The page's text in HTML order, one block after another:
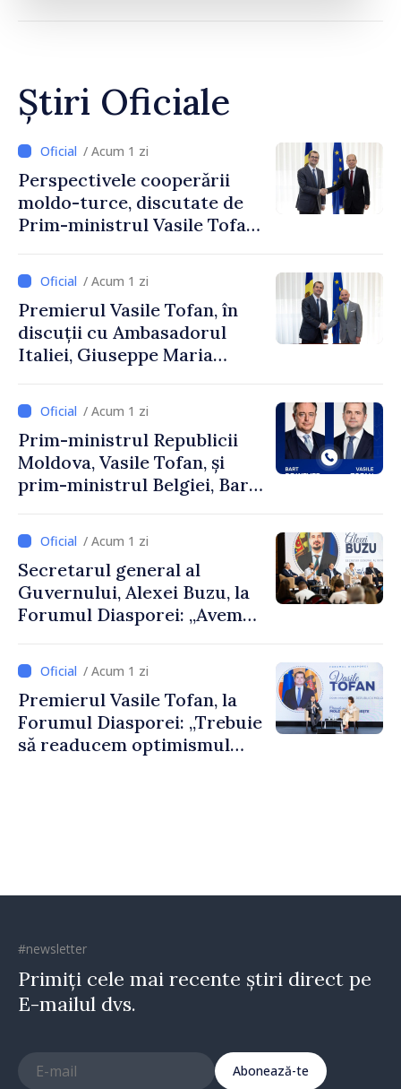
Știri Oficiale
/ Acum 1 zi
Perspectivele cooperării
moldo-turce, discutate de
Prim-ministrul Vasile Tofan
Uygar Mustafa Sertel
/ Acum 1 zi
Premierul Vasile Tofan, în
discuții cu Ambasadorul
Italiei, Giuseppe Maria
/ Acum 1 zi
Prim-ministrul Republicii
Moldova, Vasile Tofan, și
prim-ministrul Belgiei, Bart
despre parcursul european
al Republicii Moldova.
/ Acum 1 zi
Secretarul general al
Guvernului, Alexei Buzu, la
Forumul Diasporei: „Avem
dumneavoastră pentru a
construi comunități mai
puternice”
/ Acum 1 zi
Premierul Vasile Tofan, la
Forumul Diasporei: „Trebuie
să readucem optimismul
#newsletter
Primiți cele mai recente știri direct pe
E-mailul dvs.
Abonează-te